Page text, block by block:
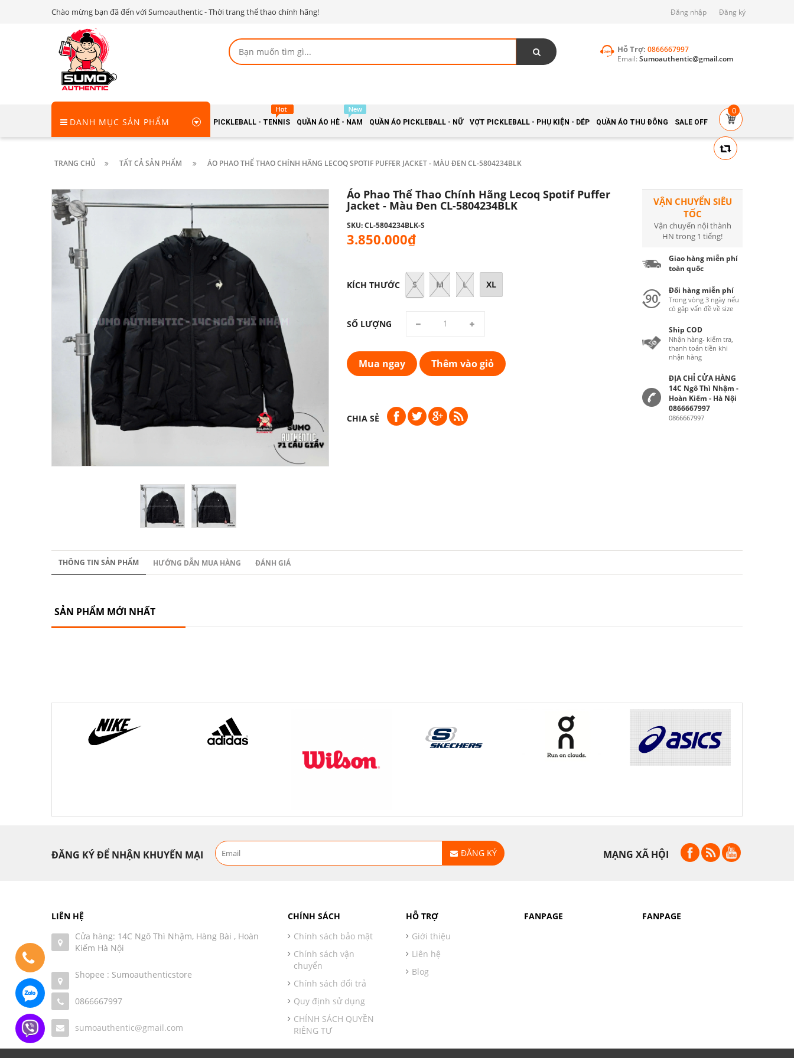
Chào mừng bạn đã đến với Sumoauthentic - Thời trang thể thao chính hãng! Đăng nhập Đăng ký
Hỗ Trợ: 0866667997
Email: Sumoauthentic@gmail.com
DANH MỤC SẢN PHẨM PICKLEBALL - TENNIS QUẦN ÁO HÈ - NAM QUẦN ÁO PICKLEBALL - NỮ VỢT PICKLEBALL - PHỤ KIỆN - DÉP QUẦN ÁO THU ĐÔNG SALE OFF
0
TRANG CHỦ TẤT CẢ SẢN PHẨM ÁO PHAO THỂ THAO CHÍNH HÃNG LECOQ SPOTIF PUFFER JACKET - MÀU ĐEN CL-5804234BLK
Áo Phao Thể Thao Chính Hãng Lecoq Spotif Puffer
Jacket - Màu Đen CL-5804234BLK
SKU: CL-5804234BLK-S
3.850.000₫
KÍCH THƯỚC S M L XL
SỐ LƯỢNG
Mua ngay Thêm vào giỏ
CHIA SẺ
VẬN CHUYỂN SIÊU
TỐC
Vận chuyển nội thành
HN trong 1 tiếng!
Giao hàng miễn phí
toàn quốc
Đổi hàng miễn phí
Trong vòng 3 ngày nếu
có gặp vấn đề về size
Ship COD
Nhận hàng- kiểm tra,
thanh toán tiền khi
nhận hàng
ĐỊA CHỈ CỬA HÀNG
14C Ngô Thì Nhậm -
Hoàn Kiếm - Hà Nội
0866667997
0866667997
THÔNG TIN SẢN PHẨM HƯỚNG DẪN MUA HÀNG ĐÁNH GIÁ
SẢN PHẨM MỚI NHẤT
ĐĂNG KÝ ĐỂ NHẬN KHUYẾN MẠI ĐĂNG KÝ MẠNG XÃ HỘI
LIÊN HỆ
Cửa hàng: 14C Ngô Thì Nhậm, Hàng Bài , Hoàn
Kiếm Hà Nội
Shopee : Sumoauthenticstore
0866667997
sumoauthentic@gmail.com
CHÍNH SÁCH
Chính sách bảo mật
Chính sách vận
chuyển
Chính sách đổi trả
Quy định sử dụng
CHÍNH SÁCH QUYỀN
RIÊNG TƯ
HỖ TRỢ
Giới thiệu
Liên hệ
Blog
FANPAGE FANPAGE